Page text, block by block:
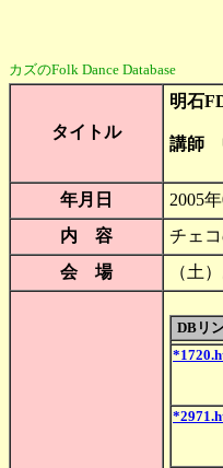
カズのFolk Dance Database
タイトル
明石
講師
年月日
2005
内 容
チェ
会 場
（
DBリ